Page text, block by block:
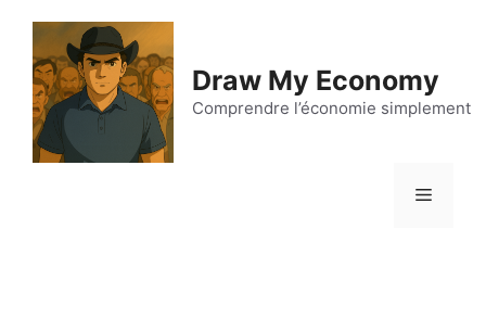
contenu
Draw My Economy
Comprendre l’économie simplement
Menu